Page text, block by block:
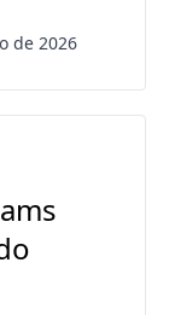
de 2026